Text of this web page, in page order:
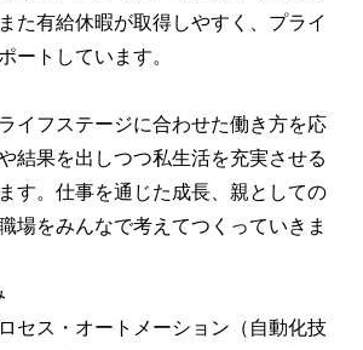
た有給休暇が取得しやすく、プライ
ートしています。
イフステージに合わせた働き方を応
結果を出しつつ私生活を充実させる
す。仕事を通じた成長、親としての
場をみんなで考えてつくっていきま
セス・オートメーション（自動化技